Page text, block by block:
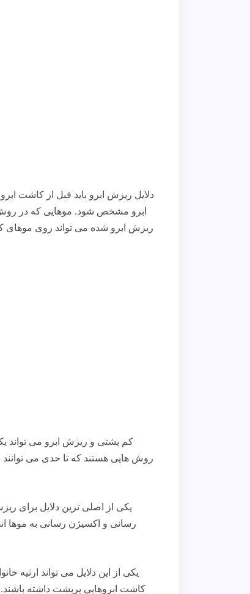
دلایل ریزش ابرو باید قبل از کاشت
ابرو مشخص شود. موهایی که در
ریزش ابرو شده می تواند روی موهای
کم پشتی و ریزش ابرو می تواند
روش هایی هستند که تا حدی می توانند
یکی از اصلی ترین دلایل برای
رسانی و اکسیژن رسانی به موها
یکی از این دلایل می تواند ارثیه
کاشت ابروهایی پرپشت داشته باشند.